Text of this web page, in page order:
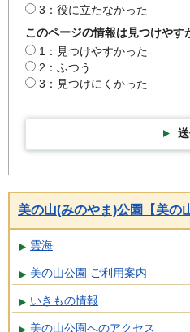
3：役に立たなかった
このページの情報は見つけやす
1：見つけやすかった
2：ふつう
3：見つけにくかった
美の山(みのやま)公園【美の
雲海
美の山公園 ご利用案内
いきもの情報
美の山公園へのアクセス